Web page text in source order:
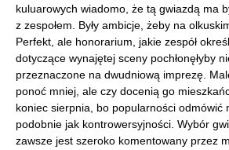
kuluarowych wiadomo, że tą gwiazdą ma
z zespołem. Były ambicje, żeby na
Perfekt, ale honorarium, jakie zespół
dotyczące wynajętej sceny pochłonęłyby
przeznaczone na dwudniową imprezę.
ponoć mniej, ale czy docenią go
koniec sierpnia, bo popularności odmówić
podobnie jak kontrowersyjności. Wybór
zawsze jest szeroko komentowany przez